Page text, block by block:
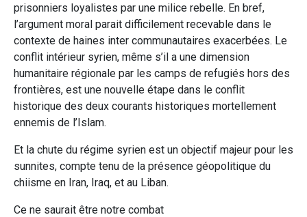
prisonniers loyalistes par une milice rebelle. En bref,
l’argument moral parait difficilement recevable dans le
contexte de haines inter communautaires exacerbées. Le
conflit intérieur syrien, même s’il a une dimension
humanitaire régionale par les camps de refugiés hors des
frontières, est une nouvelle étape dans le conflit
historique des deux courants historiques mortellement
ennemis de l’Islam.
Et la chute du régime syrien est un objectif majeur pour les
sunnites, compte tenu de la présence géopolitique du
chiisme en Iran, Iraq, et au Liban.
Ce ne saurait être notre combat